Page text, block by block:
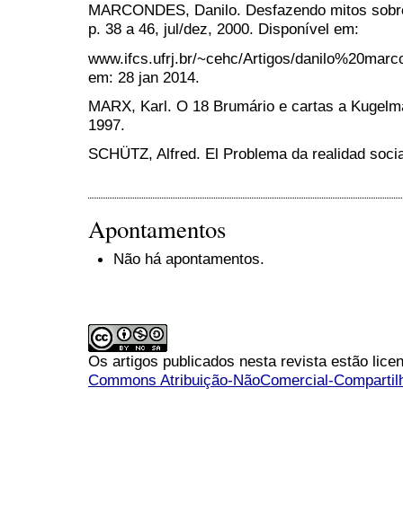
MARCONDES, Danilo. Desfazendo mitos
p. 38 a 46, jul/dez, 2000. Disponível em:
www.ifcs.ufrj.br/~cehc/Artigos/
em: 28 jan 2014.
MARX, Karl. O 18 Brumário e cartas a
1997.
SCHÜTZ, Alfred. El Problema da realidad
Apontamentos
Não há apontamentos.
Os artigos publicados nesta revista estão
Commons Atribuição-NãoComercial-